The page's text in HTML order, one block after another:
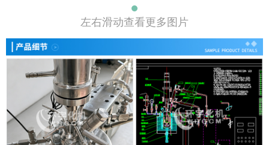
左右滑动查看更多图片